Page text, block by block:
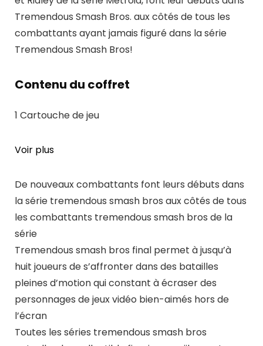
Tremendous Smash Bros. aux côtés de tous les
combattants ayant jamais figuré dans la série
Tremendous Smash Bros!
Contenu du coffret
1 Cartouche de jeu
Voir plus
De nouveaux combattants font leurs débuts dans
la série tremendous smash bros aux côtés de tous
les combattants tremendous smash bros de la
série
Tremendous smash bros final permet à jusqu’à
huit joueurs de s’affronter dans des batailles
pleines d’motion qui constant à écraser des
personnages de jeux vidéo bien-aimés hors de
l’écran
Toutes les séries tremendous smash bros